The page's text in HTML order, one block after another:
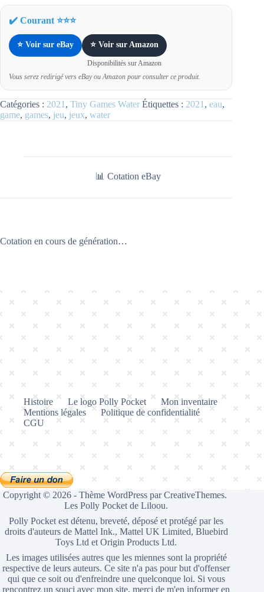
✔️ Courant ⭐⭐⭐
⭐ Voir sur eBay ⭐ Voir sur Amazon
Disponibilités sur Amazon
Vous serez redirigé vers eBay ou Amazon pour consulter ce produit.
Catégories : 2021, Tiny Games Water Étiquettes : 2021, eau,
game, games, jeu, jeux, water
📊 Cotation eBay
Cotation en cours de génération…
Histoire Le logo Polly Pocket
Mon inventaire
Mentions légales
Politique de confidentialité
CGU
Copyright © 2026 - Thème WordPress parCreativeThemes.
Les Polly Pocket de Liloou.
Polly Pocket est détenu, breveté, déposé et protégé par les
droits d'auteurs de Mattel Ink., Mattel UK Limited, Bluebird
Toys Ltd et Origin Products Ltd.
Les images utilisées autres que les miennes sont la propriété
respective de leurs auteurs. Ce site n'a pas pour but d'offenser
qui que ce soit ou d'enfreindre une quelconque loi. Si vous
rencontrez un souci avec mon site, merci de m'en informer en